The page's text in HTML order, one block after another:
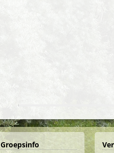
Groepsinfo